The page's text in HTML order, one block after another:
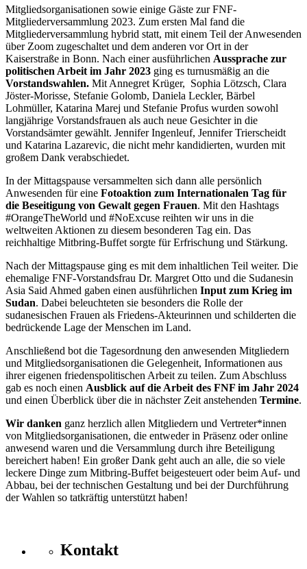
Mitgliedsorganisationen sowie einige Gäste zur FNF-
Mitgliederversammlung 2023. Zum ersten Mal fand die
Mitgliederversammlung hybrid statt, mit einem Teil der Anwesenden
über Zoom zugeschaltet und dem anderen vor Ort in der
Kaiserstraße in Bonn. Nach einer ausführlichen Aussprache zur
politischen Arbeit im Jahr 2023 ging es turnusmäßig an die
Vorstandswahlen. Mit Annegret Krüger, Sophia Lötzsch, Clara
Jöster-Morisse, Stefanie Golomb, Daniela Leckler, Bärbel
Lohmüller, Katarina Marej und Stefanie Profus wurden sowohl
langjährige Vorstandsfrauen als auch neue Gesichter in die
Vorstandsämter gewählt. Jennifer Ingenleuf, Jennifer Trierscheidt
und Katarina Lazarevic, die nicht mehr kandidierten, wurden mit
großem Dank verabschiedet.
In der Mittagspause versammelten sich dann alle persönlich
Anwesenden für eine Fotoaktion zum Internationalen Tag für
die Beseitigung von Gewalt gegen Frauen. Mit den Hashtags
#OrangeTheWorld und #NoExcuse reihten wir uns in die
weltweiten Aktionen zu diesem besonderen Tag ein. Das
reichhaltige Mitbring-Buffet sorgte für Erfrischung und Stärkung.
Nach der Mittagspause ging es mit dem inhaltlichen Teil weiter. Die
ehemalige FNF-Vorstandsfrau Dr. Margret Otto und die Sudanesin
Asia Said Ahmed gaben einen ausführlichen Input zum Krieg im
Sudan. Dabei beleuchteten sie besonders die Rolle der
sudanesischen Frauen als Friedens-Akteurinnen und schilderten die
bedrückende Lage der Menschen im Land.
Anschließend bot die Tagesordnung den anwesenden Mitgliedern
und Mitgliedsorganisationen die Gelegenheit, Informationen aus
ihrer eigenen friedenspolitischen Arbeit zu teilen. Zum Abschluss
gab es noch einen Ausblick auf die Arbeit des FNF im Jahr 2024
und einen Überblick über die in nächster Zeit anstehenden Termine.
Wir danken ganz herzlich allen Mitgliedern und Vertreter*innen
von Mitgliedsorganisationen, die entweder in Präsenz oder online
anwesend waren und die Versammlung durch ihre Beteiligung
bereichert haben! Ein großer Dank geht auch an alle, die so viele
leckere Dinge zum Mitbring-Buffet beigesteuert oder beim Auf- und
Abbau, bei der technischen Gestaltung und bei der Durchführung
der Wahlen so tatkräftig unterstützt haben!
Kontakt